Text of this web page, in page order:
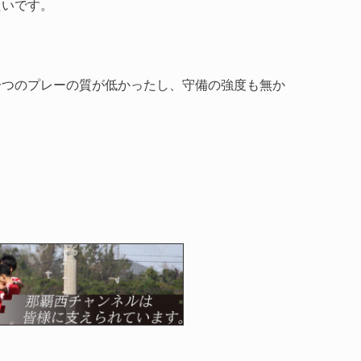
です。
のプレーの質が低かったし、守備の強度も無か